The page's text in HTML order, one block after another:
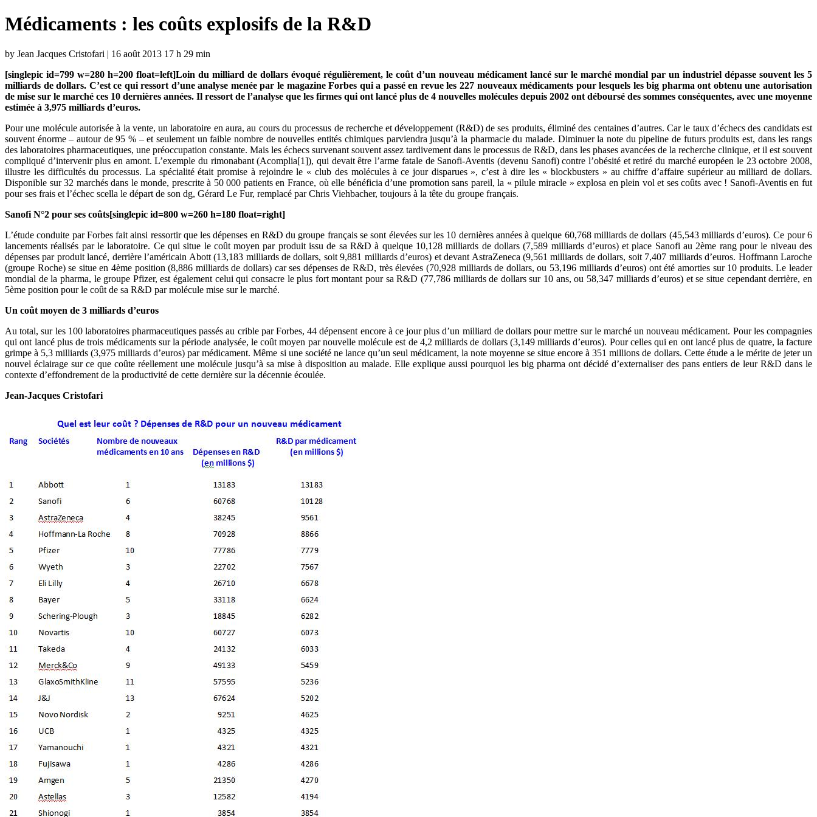
Médicaments : les coûts explosifs de la R&D
by Jean Jacques Cristofari | 16 août 2013 17 h 29 min
[singlepic id=799 w=280 h=200 float=left]Loin du milliard de dollars évoqué régulièrement, le coût d’un nouveau médicament lancé sur le marché mondial par un industriel dépasse souvent les 5
milliards de dollars. C’est ce qui ressort d’une analyse menée par le magazine Forbes qui a passé en revue les 227 nouveaux médicaments pour lesquels les big pharma ont obtenu une autorisation
de mise sur le marché ces 10 dernières années. Il ressort de l’analyse que les firmes qui ont lancé plus de 4 nouvelles molécules depuis 2002 ont déboursé des sommes conséquentes, avec une moyenne
estimée à 3,975 milliards d’euros.
Pour une molécule autorisée à la vente, un laboratoire en aura, au cours du processus de recherche et développement (R&D) de ses produits, éliminé des centaines d’autres. Car le taux d’échecs des candidats est
souvent énorme – autour de 95 % – et seulement un faible nombre de nouvelles entités chimiques parviendra jusqu’à la pharmacie du malade. Diminuer la note du pipeline de futurs produits est, dans les rangs
des laboratoires pharmaceutiques, une préoccupation constante. Mais les échecs survenant souvent assez tardivement dans le processus de R&D, dans les phases avancées de la recherche clinique, et il est souvent
compliqué d’intervenir plus en amont. L’exemple du rimonabant (Acomplia[1]), qui devait être l’arme fatale de Sanofi-Aventis (devenu Sanofi) contre l’obésité et retiré du marché européen le 23 octobre 2008,
illustre les difficultés du processus. La spécialité était promise à rejoindre le « club des molécules à ce jour disparues », c’est à dire les « blockbusters » au chiffre d’affaire supérieur au milliard de dollars.
Disponible sur 32 marchés dans le monde, prescrite à 50 000 patients en France, où elle bénéficia d’une promotion sans pareil, la « pilule miracle » explosa en plein vol et ses coûts avec ! Sanofi-Aventis en fut
pour ses frais et l’échec scella le départ de son dg, Gérard Le Fur, remplacé par Chris Viehbacher, toujours à la tête du groupe français.
Sanofi N°2 pour ses coûts[singlepic id=800 w=260 h=180 float=right]
L’étude conduite par Forbes fait ainsi ressortir que les dépenses en R&D du groupe français se sont élevées sur les 10 dernières années à quelque 60,768 milliards de dollars (45,543 milliards d’euros). Ce pour 6
lancements réalisés par le laboratoire. Ce qui situe le coût moyen par produit issu de sa R&D à quelque 10,128 milliards de dollars (7,589 milliards d’euros) et place Sanofi au 2ème rang pour le niveau des
dépenses par produit lancé, derrière l’américain Abott (13,183 milliards de dollars, soit 9,881 milliards d’euros) et devant AstraZeneca (9,561 milliards de dollars, soit 7,407 milliards d’euros. Hoffmann Laroche
(groupe Roche) se situe en 4ème position (8,886 milliards de dollars) car ses dépenses de R&D, très élevées (70,928 milliards de dollars, ou 53,196 milliards d’euros) ont été amorties sur 10 produits. Le leader
mondial de la pharma, le groupe Pfizer, est également celui qui consacre le plus fort montant pour sa R&D (77,786 milliards de dollars sur 10 ans, ou 58,347 milliards d’euros) et se situe cependant derrière, en
5ème position pour le coût de sa R&D par molécule mise sur le marché.
Un coût moyen de 3 milliards d’euros
Au total, sur les 100 laboratoires pharmaceutiques passés au crible par Forbes, 44 dépensent encore à ce jour plus d’un milliard de dollars pour mettre sur le marché un nouveau médicament. Pour les compagnies
qui ont lancé plus de trois médicaments sur la période analysée, le coût moyen par nouvelle molécule est de 4,2 milliards de dollars (3,149 milliards d’euros). Pour celles qui en ont lancé plus de quatre, la facture
grimpe à 5,3 milliards (3,975 milliards d’euros) par médicament. Même si une société ne lance qu’un seul médicament, la note moyenne se situe encore à 351 millions de dollars. Cette étude a le mérite de jeter un
nouvel éclairage sur ce que coûte réellement une molécule jusqu’à sa mise à disposition au malade. Elle explique aussi pourquoi les big pharma ont décidé d’externaliser des pans entiers de leur R&D dans le
contexte d’effondrement de la productivité de cette dernière sur la décennie écoulée.
Jean-Jacques Cristofari